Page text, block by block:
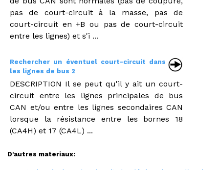
pas de court-circuit à la masse, pas de
court-circuit en +B ou pas de court-circuit
entre les lignes) et s'i ...
Rechercher un éventuel court-circuit dans
les lignes de bus 2
DESCRIPTION Il se peut qu'il y ait un court-
circuit entre les lignes principales de bus
CAN et/ou entre les lignes secondaires CAN
lorsque la résistance entre les bornes 18
(CA4H) et 17 (CA4L) ...
D'autres materiaux: